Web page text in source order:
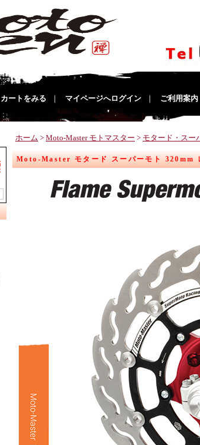
カートをみる マイページへログイン ご利用案内
ホーム > Moto-Master モトマスター > モタード・スー
Moto-Master モタード スーパーモト 320mm